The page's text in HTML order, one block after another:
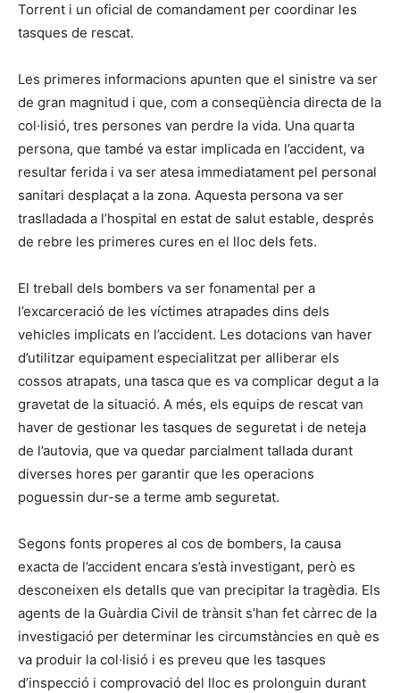
Torrent i un oficial de comandament per coordinar les
tasques de rescat.
Les primeres informacions apunten que el sinistre va ser
de gran magnitud i que, com a conseqüència directa de la
col·lisió, tres persones van perdre la vida. Una quarta
persona, que també va estar implicada en l’accident, va
resultar ferida i va ser atesa immediatament pel personal
sanitari desplaçat a la zona. Aquesta persona va ser
traslladada a l’hospital en estat de salut estable, després
de rebre les primeres cures en el lloc dels fets.
El treball dels bombers va ser fonamental per a
l’excarceració de les víctimes atrapades dins dels
vehicles implicats en l’accident. Les dotacions van haver
d’utilitzar equipament especialitzat per alliberar els
cossos atrapats, una tasca que es va complicar degut a la
gravetat de la situació. A més, els equips de rescat van
haver de gestionar les tasques de seguretat i de neteja
de l’autovia, que va quedar parcialment tallada durant
diverses hores per garantir que les operacions
poguessin dur-se a terme amb seguretat.
Segons fonts properes al cos de bombers, la causa
exacta de l’accident encara s’està investigant, però es
desconeixen els detalls que van precipitar la tragèdia. Els
agents de la Guàrdia Civil de trànsit s’han fet càrrec de la
investigació per determinar les circumstàncies en què es
va produir la col·lisió i es preveu que les tasques
d’inspecció i comprovació del lloc es prolonguin durant